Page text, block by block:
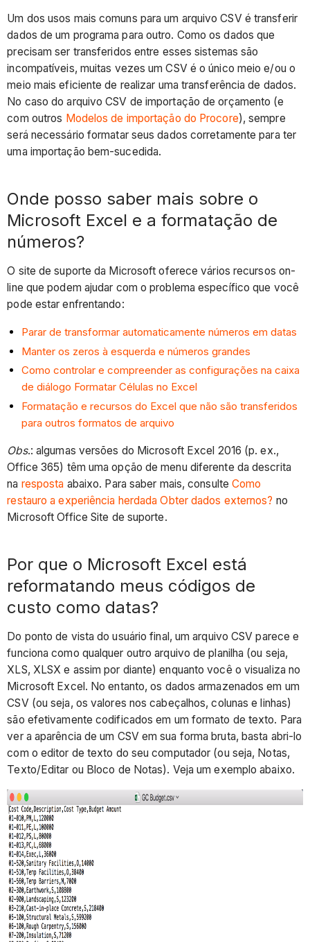
Um dos usos mais comuns para um arquivo CSV é transferir
dados de um programa para outro. Como os dados que
precisam ser transferidos entre esses sistemas são
incompatíveis, muitas vezes um CSV é o único meio e/ou o
meio mais eficiente de realizar uma transferência de dados.
No caso do arquivo CSV de importação de orçamento (e
com outros Modelos de importação do Procore), sempre
será necessário formatar seus dados corretamente para ter
uma importação bem-sucedida.
Onde posso saber mais sobre o
Microsoft Excel e a formatação de
números?
O site de suporte da Microsoft oferece vários recursos on-
line que podem ajudar com o problema específico que você
pode estar enfrentando:
Parar de transformar automaticamente números em datas
Manter os zeros à esquerda e números grandes
Como controlar e compreender as configurações na caixa
de diálogo Formatar Células no Excel
Formatação e recursos do Excel que não são transferidos
para outros formatos de arquivo
Obs.: algumas versões do Microsoft Excel 2016 (p. ex.,
Office 365) têm uma opção de menu diferente da descrita
na resposta abaixo. Para saber mais, consulteComo
restauro a experiência herdada Obter dados externos? no
Microsoft Office Site de suporte.
Por que o Microsoft Excel está
reformatando meus códigos de
custo como datas?
Do ponto de vista do usuário final, um arquivo CSV parece e
funciona como qualquer outro arquivo de planilha (ou seja,
XLS, XLSX e assim por diante) enquanto você o visualiza no
Microsoft Excel. No entanto, os dados armazenados em um
CSV (ou seja, os valores nos cabeçalhos, colunas e linhas)
são efetivamente codificados em um formato de texto. Para
ver a aparência de um CSV em sua forma bruta, basta abri-lo
com o editor de texto do seu computador (ou seja, Notas,
Texto/Editar ou Bloco de Notas). Veja um exemplo abaixo.